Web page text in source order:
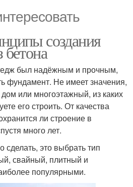
создания
был надёжным и прочным,
фундамент. Не имеет значения,
или многоэтажный, из каких
его строить. От качества
ли строение в
много лет.
сделать, это выбрать тип
свайный, плитный и
популярными.